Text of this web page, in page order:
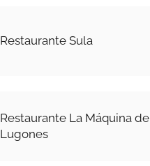
Restaurante Sula
Restaurante La Máquina de
Lugones